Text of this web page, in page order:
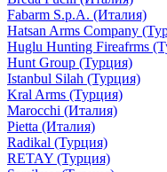
Fabarm S.p.A. (Италия)
Hatsan Arms Company
Huglu Hunting Fireafrms
Hunt Group (Турция)
Istanbul Silah (Турция)
Kral Arms (Турция)
Marocchi (Италия)
Pietta (Италия)
Radikal (Турция)
RETAY (Турция)